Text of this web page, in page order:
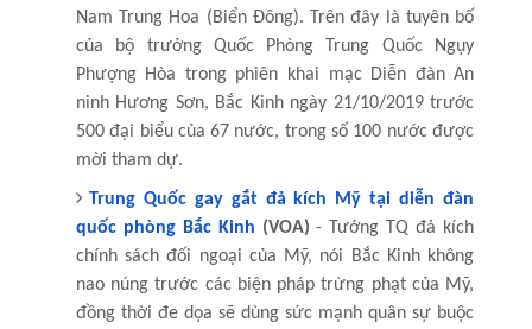
Nam Trung Hoa (Biển Đông). Trên đây là tuyên bố
của bộ trưởng Quốc Phòng Trung Quốc Ngụy
Phượng Hòa trong phiên khai mạc Diễn đàn An
ninh Hương Sơn, Bắc Kinh ngày 21/10/2019 trước
500 đại biểu của 67 nước, trong số 100 nước được
mời tham dự.
Trung Quốc gay gắt đả kích Mỹ tại diễn đàn
quốc phòng Bắc Kinh (VOA) - Tướng TQ đả kích
chính sách đối ngoại của Mỹ, nói Bắc Kinh không
nao núng trước các biện pháp trừng phạt của Mỹ,
đồng thời đe dọa sẽ dùng sức mạnh quân sự buộc